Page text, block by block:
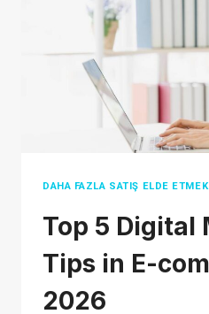
DAHA FAZLA SATIŞ ELDE ETMEK
Top 5 Digital
Tips in E-
2026